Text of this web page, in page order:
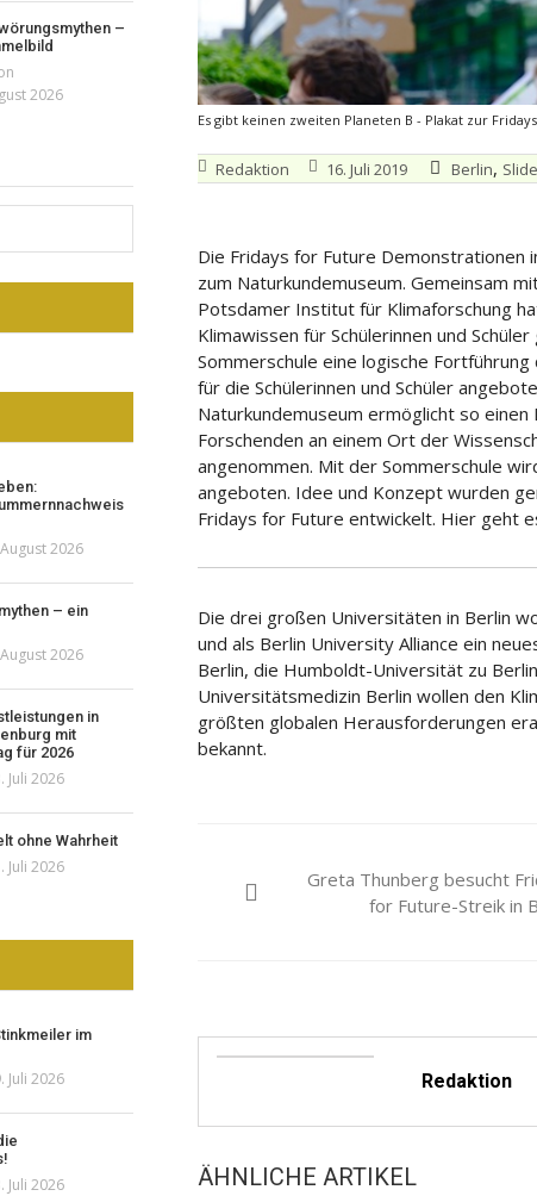
Es gibt keinen zweiten Planeten B - Plakat zur
Redaktion 16. Juli 2019 Berlin,
Die Fridays for Future Demonstrationen
zum Naturkundemuseum. Gemeinsam
Potsdamer Institut für Klimaforschung
Klimawissen für Schülerinnen und
Sommerschule eine logische
für die Schülerinnen und Schüler
Naturkundemuseum ermöglicht so einen
Forschenden an einem Ort der
angenommen. Mit der Sommerschule
angeboten. Idee und Konzept wurden
Fridays for Future entwickelt. Hier geht
Die drei großen Universitäten in Berlin
und als Berlin University Alliance ein
Berlin, die Humboldt-Universität zu
Universitätsmedizin Berlin wollen den
größten globalen Herausforderungen
bekannt.
Greta Thunberg besucht
for Future-Streik in
Redaktion
ÄHNLICHE ARTIKEL
–
2026
Summer
Juni
2026
– ein
2026
in
mit
für 2026
Juli 2026
ohne Wahrheit
Juli 2026
im
Juli 2026
Juli 2026